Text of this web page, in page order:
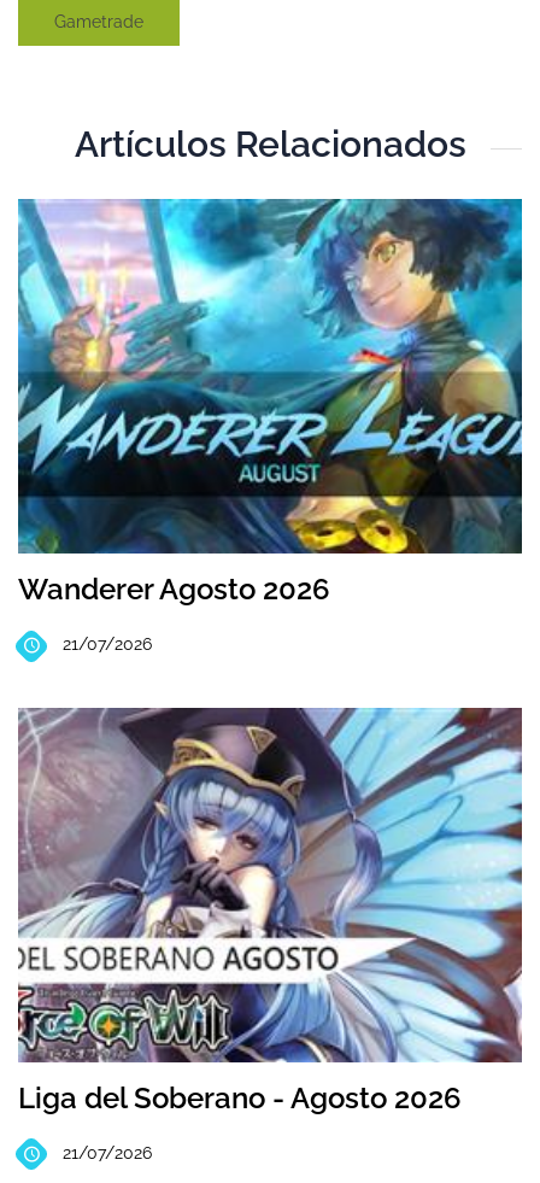
Gametrade
Artículos Relacionados
Wanderer Agosto 2026
21/07/2026
Liga del Soberano - Agosto 2026
21/07/2026